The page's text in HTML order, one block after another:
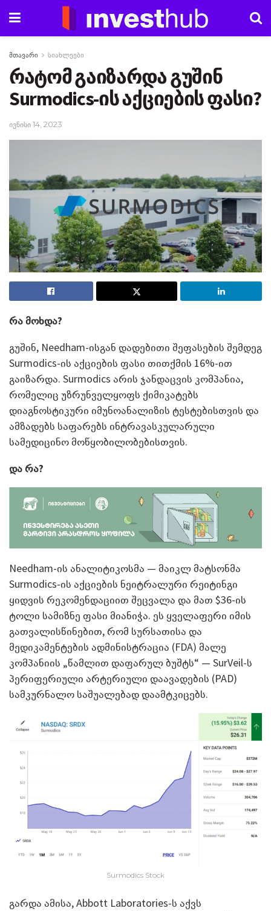
მთავარი სიახლეები
რატომ გაიზარდა გუშინ
Surmodics-ის აქციების ფასი?
ივნისი 14, 2023
რა მოხდა?
გუშინ, Needham-ისგან დადებითი შეფასების შემდეგ
Surmodics-ის აქციების ფასი თითქმის 16%-ით
გაიზარდა. Surmodics არის ჯანდაცვის კომპანია,
რომელიც უზრუნველყოფს ქიმიკატებს
დიაგნოსტიკური იმუნოანალიზის ტესტებისთვის და
ამზადებს საფარებს ინტრავასკულარული
სამედიცინო მოწყობილობებისთვის.
და რა?
Needham-ის ანალიტიკოსმა — მაიკლ მატსონმა
Surmodics-ის აქციების ნეიტრალური რეიტინგი
ყიდვის რეკომენდაციით შეცვალა და მათ $36-ის
ტოლი სამიზნე ფასი მიანიჭა. ეს ყველაფერი იმის
გათვალისწინებით, რომ სურსათისა და
მედიკამენტების ადმინისტრაცია (FDA) მალე
კომპანიის „წამლით დაფარულ ბუშტს“ — SurVeil-ს
პერიფერიული არტერიული დაავადების (PAD)
სამკურნალო საშუალებად დაამტკიცებს.
Surmodics Stock
გარდა ამისა, Abbott Laboratories-ს აქვს